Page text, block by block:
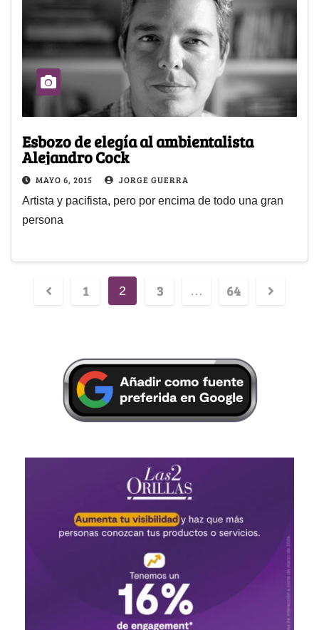
Esbozo de elegía al ambientalista
Alejandro Cock
MAYO 6, 2015 JORGE GUERRA
Artista y pacifista, pero por encima de todo una gran
persona
1 2 3 … 64